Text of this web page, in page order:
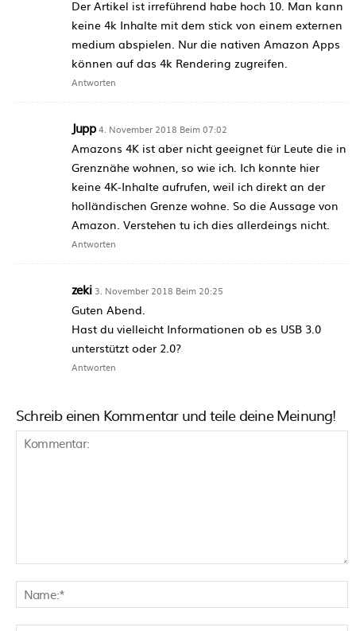
Der Artikel ist irreführend habe hoch 10. Man kann
keine 4k Inhalte mit dem stick von einem externen
medium abspielen. Nur die nativen Amazon Apps
können auf das 4k Rendering zugreifen.
Antworten
Jupp 4. November 2018 Beim 07:02
Amazons 4K ist aber nicht geeignet für Leute die in
Grenznähe wohnen, so wie ich. Ich konnte hier
keine 4K-Inhalte aufrufen, weil ich direkt an der
holländischen Grenze wohne. So die Aussage von
Amazon. Verstehen tu ich dies allerdeings nicht.
Antworten
zeki 3. November 2018 Beim 20:25
Guten Abend.
Hast du vielleicht Informationen ob es USB 3.0
unterstützt oder 2.0?
Antworten
Schreib einen Kommentar und teile deine Meinung!